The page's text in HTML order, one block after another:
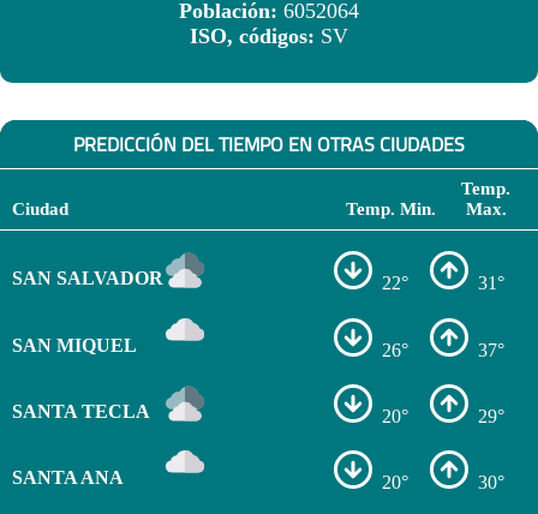
Población: 6052064
ISO, códigos: SV
PREDICCIÓN DEL TIEMPO EN OTRAS CIUDADES
Ciudad Temp. Min.
Temp.
Max.
SAN SALVADOR 22° 31°
SAN MIQUEL 26° 37°
SANTA TECLA 20° 29°
SANTA ANA 20° 30°